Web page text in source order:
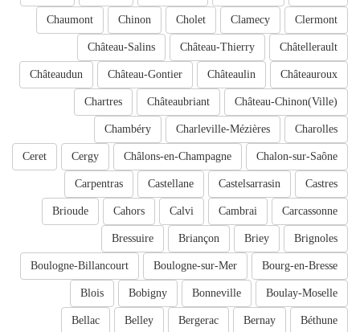
Clermont
Clamecy
Cholet
Chinon
Chaumont
Châtellerault
Château-Thierry
Château-Salins
Châteauroux
Châteaulin
Château-Gontier
Châteaudun
Château-Chinon(Ville)
Châteaubriant
Chartres
Charolles
Charleville-Mézières
Chambéry
Chalon-sur-Saône
Châlons-en-Champagne
Cergy
Ceret
Castres
Castelsarrasin
Castellane
Carpentras
Carcassonne
Cambrai
Calvi
Cahors
Brioude
Brignoles
Briey
Briançon
Bressuire
Bourg-en-Bresse
Boulogne-sur-Mer
Boulogne-Billancourt
Boulay-Moselle
Bonneville
Bobigny
Blois
Béthune
Bernay
Bergerac
Belley
Bellac